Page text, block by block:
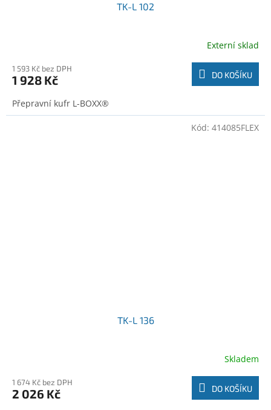
TK-L 102
Externí sklad
1 593 Kč bez DPH
1 928 Kč DO KOŠÍKU
Přepravní kufr L-BOXX®
TK-L 136
Skladem
1 674 Kč bez DPH
2 026 Kč DO KOŠÍKU
Kód: 414085FLEX